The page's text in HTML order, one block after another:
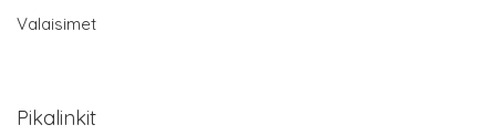
Valaisimet
Pikalinkit